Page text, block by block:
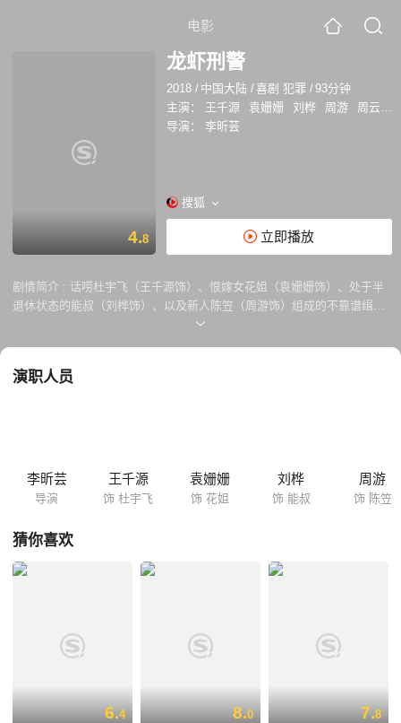
电影
4.8
龙虾刑警
2018 / 中国大陆 /喜剧 犯罪 /93分钟
主演：
王千源 袁姗姗 刘桦 周游 周云鹏
导演：
李昕芸
搜狐
立即播放
剧情简介 : 话唠杜宇飞（王千源饰）、恨嫁女花姐（袁姗姗饰）、处于半
退休状态的能叔（刘桦饰）、以及新人陈笠（周游饰）组成的不靠谱缉毒
刑警小队，为了更隐蔽地监视毒贩而盘下隔壁的龙虾店。却不料生意火爆
演职人员
李昕芸
导演
王千源
饰 杜宇飞
袁姗姗
饰 花姐
刘桦
饰 能叔
周游
饰 陈笠
猜你喜欢
6.4 8.0 7.8